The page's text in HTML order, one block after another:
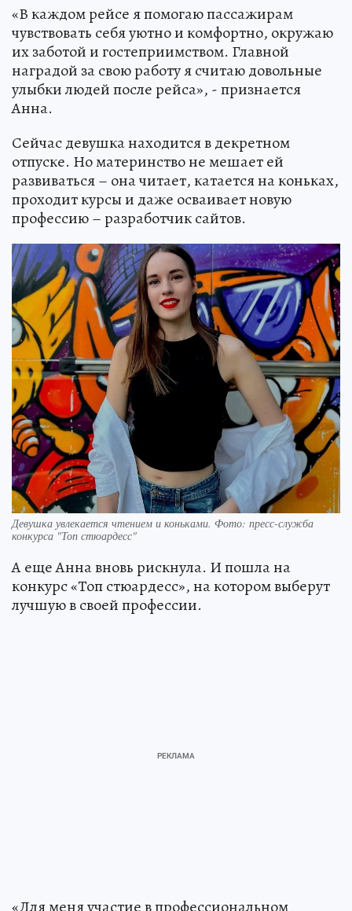
«В каждом рейсе я помогаю пассажирам
чувствовать себя уютно и комфортно, окружаю
их заботой и гостеприимством. Главной
наградой за свою работу я считаю довольные
улыбки людей после рейса», - признается
Анна.
Сейчас девушка находится в декретном
отпуске. Но материнство не мешает ей
развиваться – она читает, катается на коньках,
проходит курсы и даже осваивает новую
профессию – разработчик сайтов.
Девушка увлекается чтением и коньками. Фото: пресс-служба
конкурса "Топ стюардесс"
А еще Анна вновь рискнула. И пошла на
конкурс «Топ стюардесс», на котором выберут
лучшую в своей профессии.